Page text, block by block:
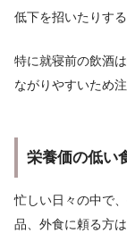
低下を招いたりす
特に就寝前の飲酒
ながりやすいため
栄養価の低い
忙しい日々の中で
品、外食に頼る方